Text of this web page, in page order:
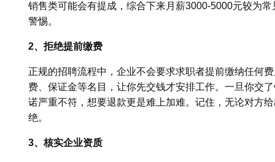
销售类可能会有提成，综合下来月薪3000-5000元较为
警惕。
2、拒绝提前缴费
正规的招聘流程中，企业不会要求求职者提前缴纳任何
费、保证金等名目，让你先交钱才安排工作。一旦你交
诺严重不符，想要退款更是难上加难。记住，无论对方
绝。
3、核实企业资质